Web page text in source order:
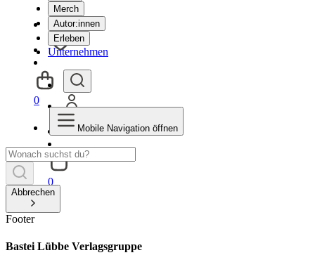
Merch
Autor:innen
Erleben
Unternehmen
0
0
Mobile Navigation öffnen
Abbrechen
Footer
Bastei Lübbe Verlagsgruppe